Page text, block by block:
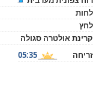
לחות
לחץ
קרינת אולטרה סגולה
זריחה
05:35